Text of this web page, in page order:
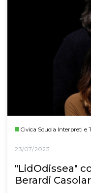
Civica Scuola Interpreti e
23/07/2023
"LidOdissea"
Berardi